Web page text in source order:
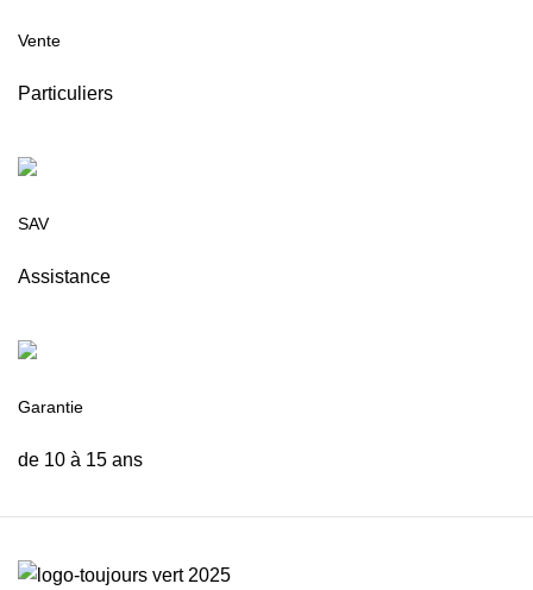
Vente
Particuliers
SAV
Assistance
Garantie
de 10 à 15 ans